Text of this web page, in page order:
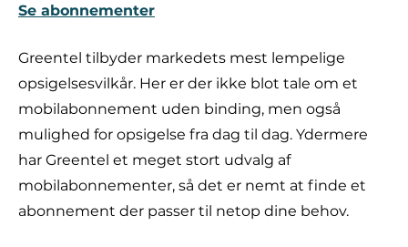
Se abonnementer
Greentel tilbyder markedets mest lempelige
opsigelsesvilkår. Her er der ikke blot tale om et
mobilabonnement uden binding, men også
mulighed for opsigelse fra dag til dag. Ydermere
har Greentel et meget stort udvalg af
mobilabonnementer, så det er nemt at finde et
abonnement der passer til netop dine behov.